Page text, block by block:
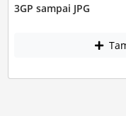
3GP sampai JPG